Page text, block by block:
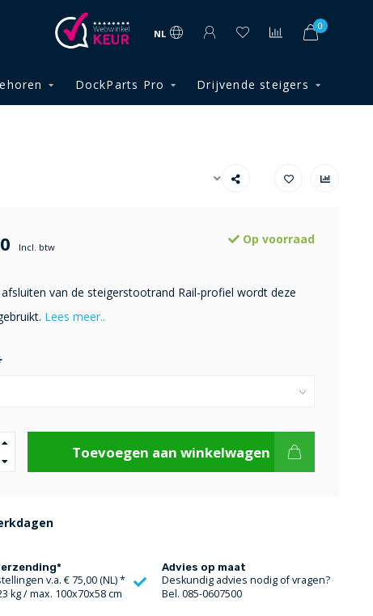
NL
0
DockParts Pro Drijvende steigers
Incl. btw
Op voorraad
van de steigerstootrand Rail-profiel wordt deze
Lees meer..
Toevoegen aan winkelwagen
v.a. € 75,00 (NL) *
kg / max. 100x70x58 cm
Advies op maat
Deskundig advies nodig of vragen?
Bel. 085-0607500